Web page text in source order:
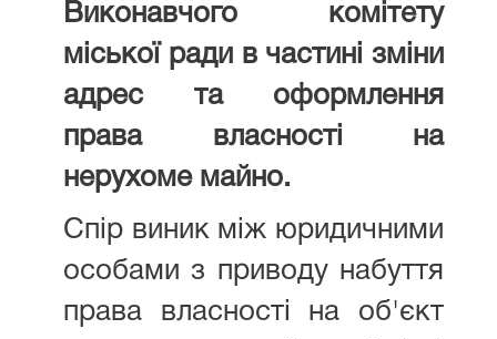
Виконавчого комітету
міської ради в частині зміни
адрес та оформлення
права власності на
нерухоме майно.
Спір виник між юридичними
особами з приводу набуття
права власності на об'єкт